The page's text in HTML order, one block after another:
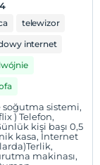
w wieku
w wieku
4
telewizor
internet
soğutma sistemi,
) Telefon,
kişi başı 0,5
kasa, İnternet
makinası,